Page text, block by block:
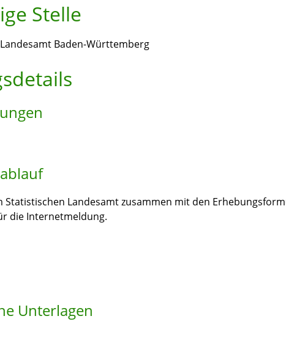
Stelle
Baden-Württemberg
Statistischen Landesamt zusammen mit den
die Internetmeldung.
Unterlagen